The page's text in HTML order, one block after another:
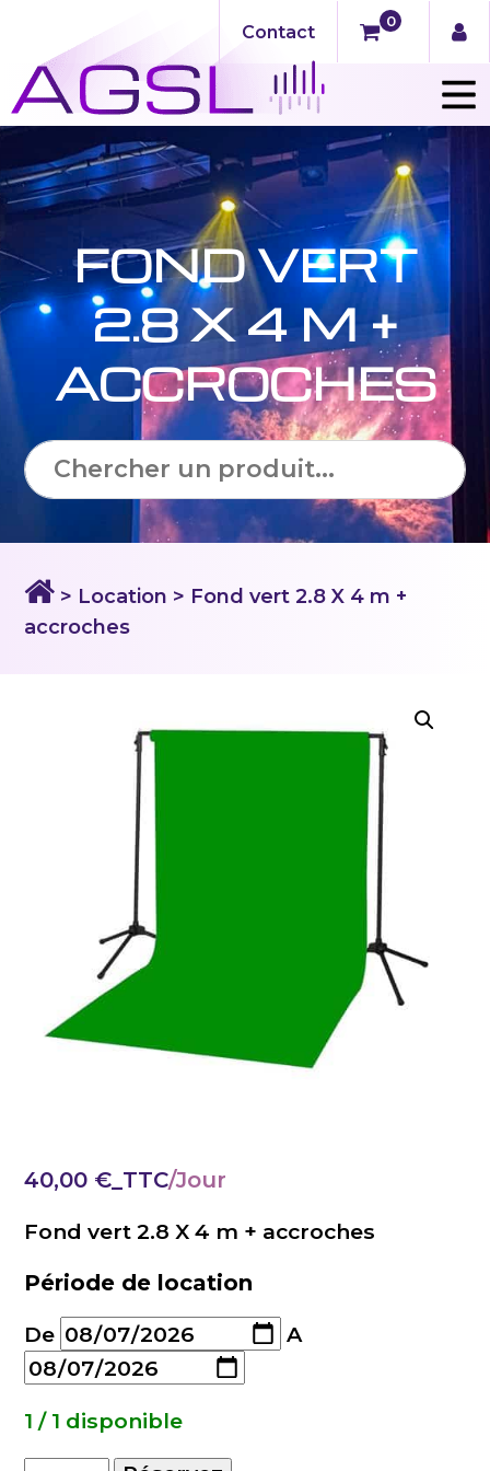
Contact
0
FOND VERT
2.8 X 4 M +
ACCROCHES
> Location > Fond vert 2.8 X 4 m +
accroches
40,00 €_TTC
Fond vert 2.8 X 4 m + accroches
Période de location
De
A
1 / 1 disponible